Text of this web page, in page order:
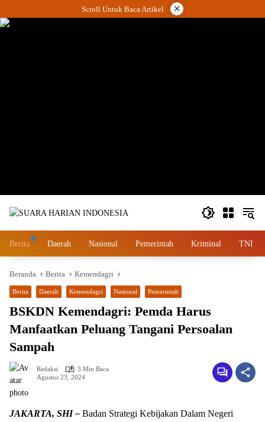
ke
Scroll Untuk Baca Artikel ×
Berita Daerah Nasional Pemerintah Kriminal TNI –
Beranda Berita Kemendagri
Berita Daerah Kemendagri Nasional Pemerintah
BSKDN Kemendagri: Pemda Harus
Manfaatkan Peluang Tangani Persoalan
Sampah
Redaksi
3 Min Baca
Agustus 23, 2024
JAKARTA, SHI – Badan Strategi Kebijakan Dalam Negeri